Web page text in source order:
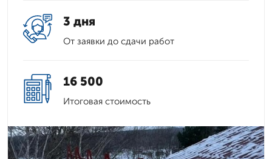
3 дня
От заявки до сдачи работ
16 500
Итоговая стоимость